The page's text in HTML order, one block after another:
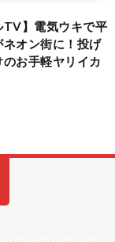
TV】電気ウキで平
ネオン街に！投げ
お手軽ヤリイカ